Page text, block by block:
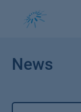
News